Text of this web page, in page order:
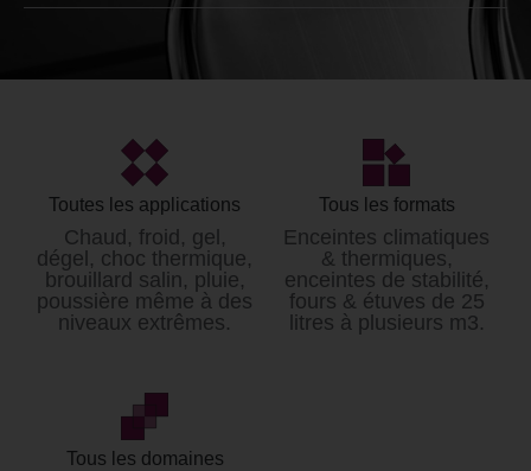
Toutes les applications
Chaud, froid, gel,
dégel, choc thermique,
brouillard salin, pluie,
poussière même à des
niveaux extrêmes.
Tous les formats
Enceintes climatiques
& thermiques,
enceintes de stabilité,
fours & étuves de 25
litres à plusieurs m3.
Tous les domaines
Générateur climatique
*Données non contractuelles et modifiables sans
préavis.
Tarifs hors prestation de livraison et mise en service.